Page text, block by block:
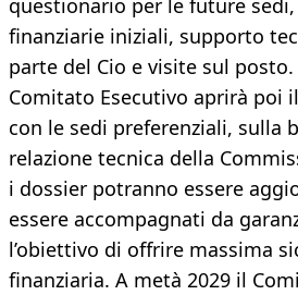
questionario per le future
finanziarie iniziali, supporto
parte del Cio e visite sul
Comitato Esecutivo aprirà poi
con le sedi preferenziali, sulla
relazione tecnica della
i dossier potranno essere
essere accompagnati da
l’obiettivo di offrire massima
finanziaria. A metà 2029 il